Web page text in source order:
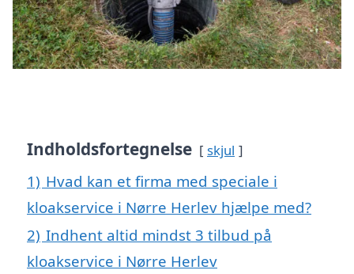
Indholdsfortegnelse skjul
1) Hvad kan et firma med speciale i
kloakservice i Nørre Herlev hjælpe med?
2) Indhent altid mindst 3 tilbud på
kloakservice i Nørre Herlev